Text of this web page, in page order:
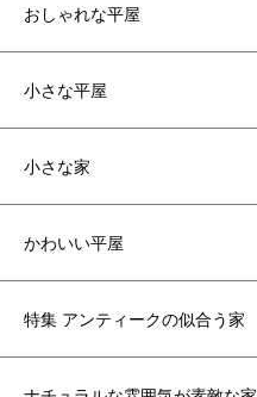
おしゃれな平屋
小さな平屋
小さな家
かわいい平屋
特集 アンティークの似合う家